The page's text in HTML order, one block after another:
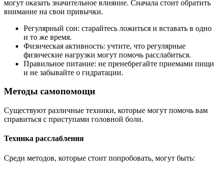
могут оказать значительное влияние. Сначала стоит обратить
внимание на свои привычки.
Регулярный сон: старайтесь ложиться и вставать в одно
и то же время.
Физическая активность: учтите, что регулярные
физические нагрузки могут помочь расслабиться.
Правильное питание: не пренебрегайте приемами пищи
и не забывайте о гидратации.
Методы самопомощи
Существуют различные техники, которые могут помочь вам
справиться с приступами головной боли.
Техника расслабления
Среди методов, которые стоит попробовать, могут быть: